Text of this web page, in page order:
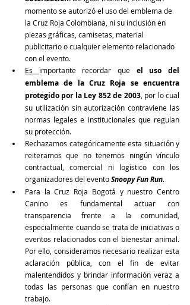
momento se autorizó el uso del emblema de
la Cruz Roja Colombiana, ni su inclusión en
piezas gráficas, camisetas, material
publicitario o cualquier elemento relacionado
con el evento.
Es importante recordar que el uso del
emblema de la Cruz Roja se encuentra
protegido por la Ley 852 de 2003, por lo cual
su utilización sin autorización contraviene las
normas legales e institucionales que regulan
su protección.
Rechazamos categóricamente esta situación y
reiteramos que no tenemos ningún vínculo
contractual, comercial ni logístico con los
organizadores del evento Snoopy Fun Run.
Para la Cruz Roja Bogotá y nuestro Centro
Canino es fundamental actuar con
transparencia frente a la comunidad,
especialmente cuando se trata de iniciativas o
eventos relacionados con el bienestar animal.
Por ello, consideramos necesario realizar esta
aclaración pública, con el fin de evitar
malentendidos y brindar información veraz a
todas las personas que confían en nuestro
trabajo.